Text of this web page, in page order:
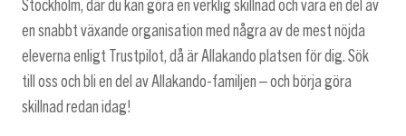
Stockholm, där du kan göra en verklig skillnad och vara en del av
en snabbt växande organisation med några av de mest nöjda
eleverna enligt Trustpilot, då är Allakando platsen för dig. Sök
till oss och bli en del av Allakando-familjen – och börja göra
skillnad redan idag!